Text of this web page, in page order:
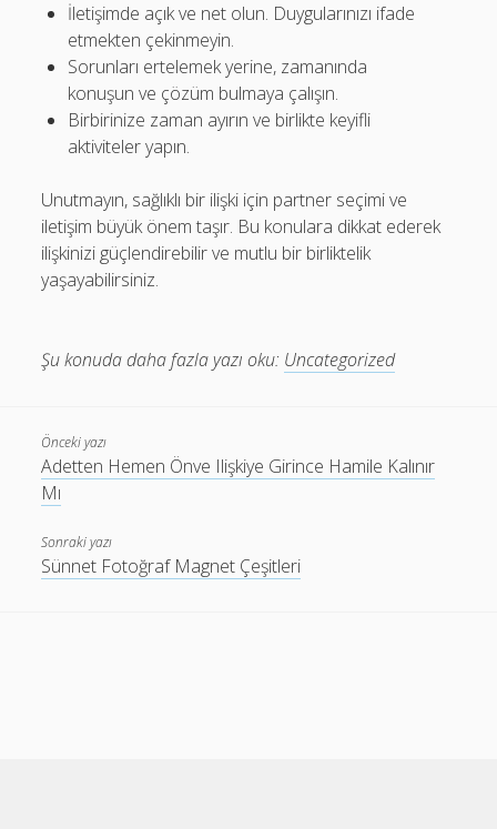
İletişimde açık ve net olun. Duygularınızı ifade
etmekten çekinmeyin.
Sorunları ertelemek yerine, zamanında
konuşun ve çözüm bulmaya çalışın.
Birbirinize zaman ayırın ve birlikte keyifli
aktiviteler yapın.
Unutmayın, sağlıklı bir ilişki için partner seçimi ve
iletişim büyük önem taşır. Bu konulara dikkat ederek
ilişkinizi güçlendirebilir ve mutlu bir birliktelik
yaşayabilirsiniz.
Şu konuda daha fazla yazı oku: Uncategorized
Önceki yazı
Adetten Hemen Önve Ilişkiye Girince Hamile Kalınır
Mı
Sonraki yazı
Sünnet Fotoğraf Magnet Çeşitleri